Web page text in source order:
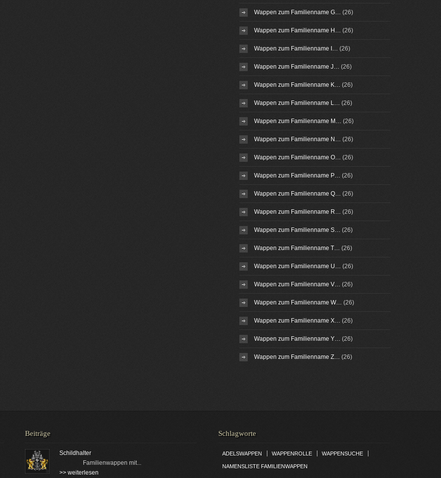
Wappen zum Familienname G… (26)
Wappen zum Familienname H… (26)
Wappen zum Familienname I… (26)
Wappen zum Familienname J… (26)
Wappen zum Familienname K… (26)
Wappen zum Familienname L… (26)
Wappen zum Familienname M… (26)
Wappen zum Familienname N… (26)
Wappen zum Familienname O… (26)
Wappen zum Familienname P… (26)
Wappen zum Familienname Q… (26)
Wappen zum Familienname R… (26)
Wappen zum Familienname S… (26)
Wappen zum Familienname T… (26)
Wappen zum Familienname U… (26)
Wappen zum Familienname V… (26)
Wappen zum Familienname W… (26)
Wappen zum Familienname X… (26)
Wappen zum Familienname Y… (26)
Wappen zum Familienname Z… (26)
Beiträge
Schildhalter
Familienwappen mit...
>> weiterlesen
Schlagworte
ADELSWAPPEN WAPPENROLLE WAPPENSUCHE
NAMENSLISTE FAMILIENWAPPEN